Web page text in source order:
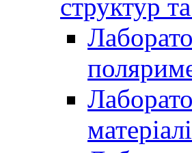
структур